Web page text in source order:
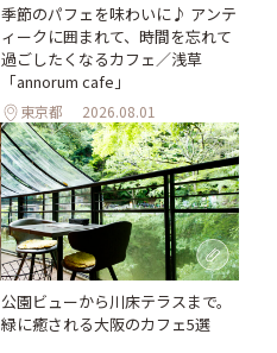
季節のパフェを味わいに♪ アンテ
ィークに囲まれて、時間を忘れて
過ごしたくなるカフェ／浅草
「annorum cafe」
東京都 2026.08.01
公園ビューから川床テラスまで。
緑に癒される大阪のカフェ5選